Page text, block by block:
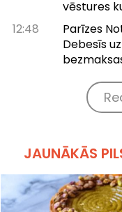
vēstures
12:48
Parīzes
Debesīs
JAUNĀKĀS